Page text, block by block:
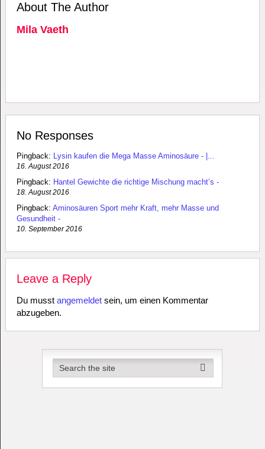
About The Author
Mila Vaeth
No Responses
Pingback: Lysin kaufen die Mega Masse Aminosäure - |...
16. August 2016
Pingback: Hantel Gewichte die richtige Mischung macht’s -
18. August 2016
Pingback: Aminosäuren Sport mehr Kraft, mehr Masse und
Gesundheit -
10. September 2016
Leave a Reply
Du musst angemeldetsein, um einen Kommentar
abzugeben.